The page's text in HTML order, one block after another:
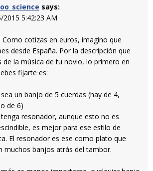
says:
2015 5:42:23 AM
Como cotizas en euros, imagino que
desde España. Por la descripción que
de la música de tu novio, lo primero en
fijarte es:
un banjo de 5 cuerdas (hay de 4,
de 6)
resonador, aunque esto no es
es mejor para ese estilo de
El resonador es ese como plato que
muchos banjos atrás del tambor.